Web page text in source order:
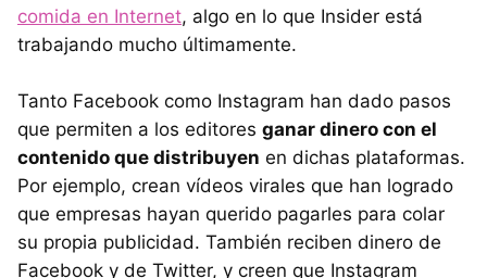
comida en Internet, algo en lo que Insider está
trabajando mucho últimamente.
Tanto Facebook como Instagram han dado pasos
que permiten a los editores ganar dinero con el
contenido que distribuyen en dichas plataformas.
Por ejemplo, crean vídeos virales que han logrado
que empresas hayan querido pagarles para colar
su propia publicidad. También reciben dinero de
Facebook y de Twitter, y creen que Instagram